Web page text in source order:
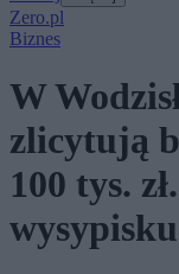
Zero.pl
Biznes
W
zlicytują
100 tys.